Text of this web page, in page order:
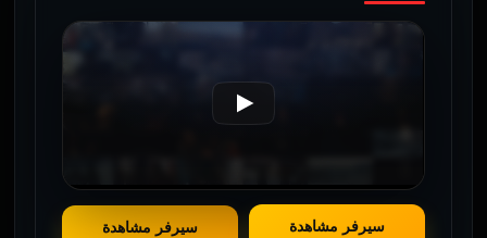
سيرفر مشاهدة سيرفر مشاهدة